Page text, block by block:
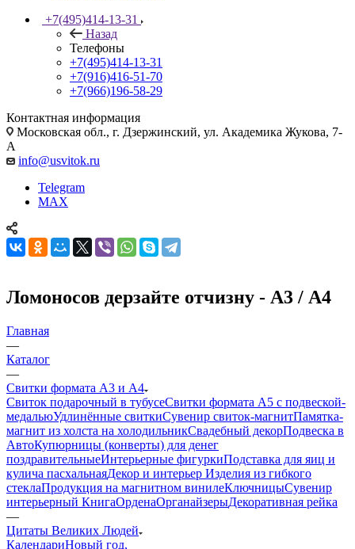
+7(495)414-13-31
Назад
Телефоны
+7(495)414-13-31
+7(916)416-51-70
+7(966)196-58-29
Контактная информация
Московская обл., г. Дзержинский, ул. Академика Жукова, 7-
А
info@usvitok.ru
Telegram
MAX
Ломоносов дерзайте отчизну - А3 / А4
Главная
—
Каталог
—
Свитки формата А3 и А4
Свиток подарочный в тубусеСвитки формата А5 с подвеской-
медальюУдлинённые свиткиСувенир свиток-магнитПамятка-
магнит из холста на холодильникСвадебный декорПодвеска в
АвтоКупюрницы (конверты) для денег
поздравительныеИнтерьерные фигуркиПодставка для яиц и
кулича пасхальнаяДекор и интерьер Изделия из гибкого
стеклаПродукция на магнитном винилеКлючницыСувенир
интерьерный КнигаОрденаОрганайзерыДекоративная рейка
—
Цитаты Великих Людей
КалендариНовый год,